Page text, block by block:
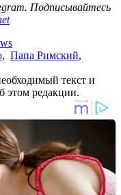
Подписывайтесь
, Папа Римский,
текст и
этом редакции.